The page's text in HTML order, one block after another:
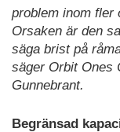
problem inom fler
Orsaken är den
säga brist på
säger Orbit Ones
Gunnebrant.
Begränsad